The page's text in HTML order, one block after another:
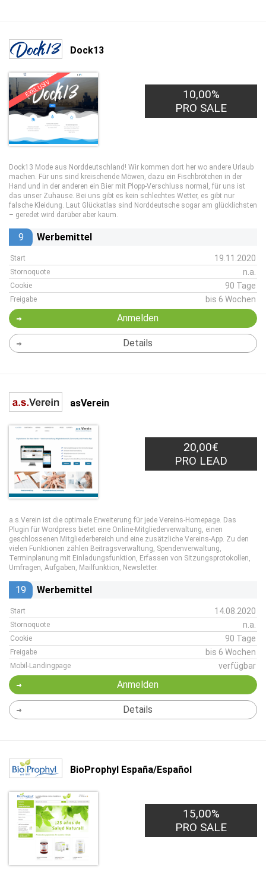
Dock13
EXKLUSIV
10,00%
PRO SALE
Dock13 Mode aus Norddeutschland! Wir kommen dort her wo andere Urlaub
machen. Für uns sind kreischende Möwen, dazu ein Fischbrötchen in der
Hand und in der anderen ein Bier mit Plopp-Verschluss normal, für uns ist
das unser Zuhause. Bei uns gibt es kein schlechtes Wetter, es gibt nur
falsche Kleidung. Laut Glückatlas sind Norddeutsche sogar am glücklichsten
– geredet wird darüber aber kaum.
9 Werbemittel
Start 19.11.2020
Stornoquote n.a.
Cookie 90 Tage
Freigabe bis 6 Wochen
Anmelden
Details
asVerein
20,00€
PRO LEAD
a.s.Verein ist die optimale Erweiterung für jede Vereins-Homepage. Das
Plugin für Wordpress bietet eine Online-Mitgliederverwaltung, einen
geschlossenen Mitgliederbereich und eine zusätzliche Vereins-App. Zu den
vielen Funktionen zählen Beitragsverwaltung, Spendenverwaltung,
Terminplanung mit Einladungsfunktion, Erfassen von Sitzungsprotokollen,
Umfragen, Aufgaben, Mailfunktion, Newsletter.
19 Werbemittel
Start 14.08.2020
Stornoquote n.a.
Cookie 90 Tage
Freigabe bis 6 Wochen
Mobil-Landingpage verfügbar
Anmelden
Details
BioProphyl España/Español
15,00%
PRO SALE